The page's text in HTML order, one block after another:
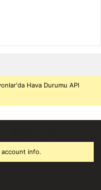
Hava Durumu API
info.